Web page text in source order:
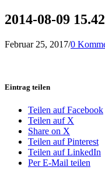
2014-08-09
Februar 25, 2017/0
Eintrag teilen
Teilen auf Facebook
Teilen auf X
Share on X
Teilen auf Pinterest
Teilen auf LinkedIn
Per E-Mail teilen